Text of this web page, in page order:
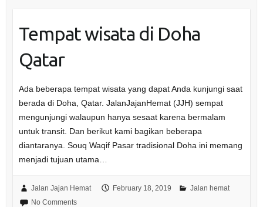
Tempat wisata di Doha
Qatar
Ada beberapa tempat wisata yang dapat Anda kunjungi saat
berada di Doha, Qatar. JalanJajanHemat (JJH) sempat
mengunjungi walaupun hanya sesaat karena bermalam
untuk transit. Dan berikut kami bagikan beberapa
diantaranya. Souq Waqif Pasar tradisional Doha ini memang
menjadi tujuan utama…
Jalan Jajan Hemat February 18, 2019
Jalan hemat
No Comments